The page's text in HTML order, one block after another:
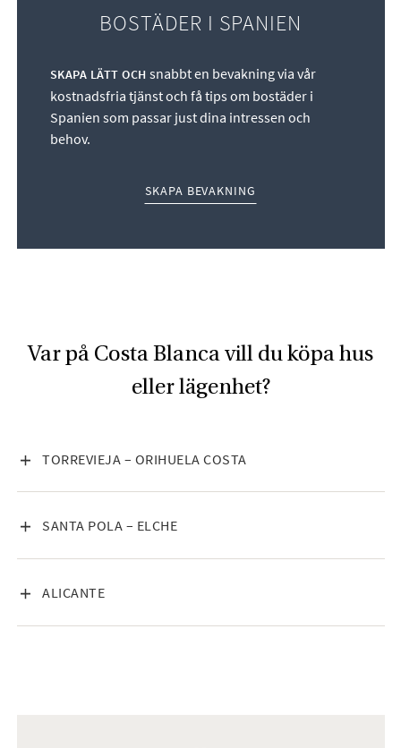
BOSTÄDER I SPANIEN
SKAPA LÄTT OCH snabbt en bevakning via vår
kostnadsfria tjänst och få tips om bostäder i
Spanien som passar just dina intressen och
behov.
SKAPA BEVAKNING
Var på Costa Blanca vill du köpa hus
eller lägenhet?
TORREVIEJA – ORIHUELA COSTA
VISA INNEHÅLL
SANTA POLA – ELCHE
VISA INNEHÅLL
ALICANTE
VISA INNEHÅLL